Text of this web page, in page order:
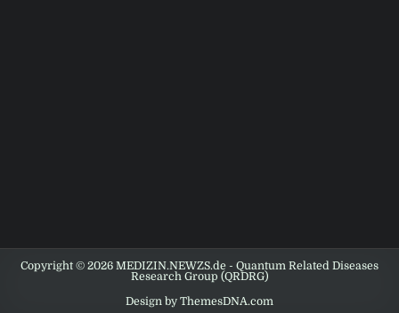
Copyright © 2026 MEDIZIN.NEWZS.de - Quantum Related Diseases
Research Group (QRDRG)
Design by ThemesDNA.com